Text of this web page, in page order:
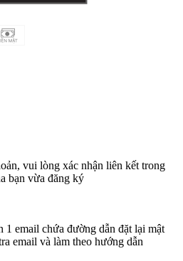
vui lòng xác nhận liên kết trong
bạn vừa đăng ký
email chứa đường dẫn đặt lại mật
email và làm theo hướng dẫn